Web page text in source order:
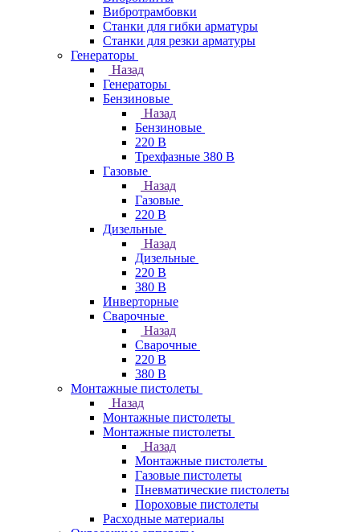
Вибротрамбовки
Станки для гибки арматуры
Станки для резки арматуры
Генераторы
Назад
Генераторы
Бензиновые
Назад
Бензиновые
220 В
Трехфазные 380 В
Газовые
Назад
Газовые
220 В
Дизельные
Назад
Дизельные
220 В
380 В
Инверторные
Сварочные
Назад
Сварочные
220 В
380 В
Монтажные пистолеты
Назад
Монтажные пистолеты
Монтажные пистолеты
Назад
Монтажные пистолеты
Газовые пистолеты
Пневматические пистолеты
Пороховые пистолеты
Расходные материалы